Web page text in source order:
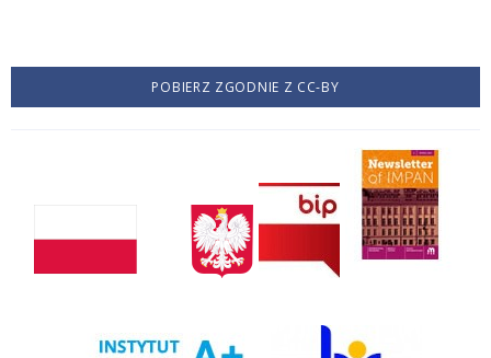
POBIERZ ZGODNIE Z CC-BY